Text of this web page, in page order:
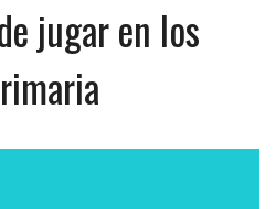
jugar en los